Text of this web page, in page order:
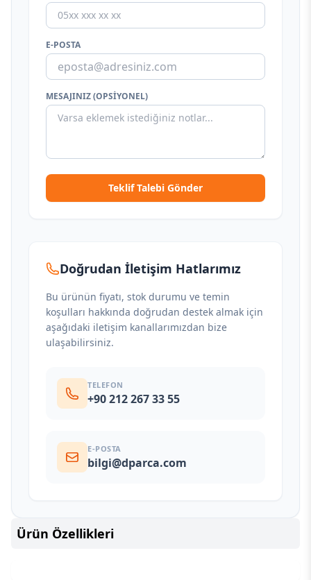
E-POSTA
MESAJINIZ (OPSIYONEL)
Teklif Talebi Gönder
Doğrudan İletişim Hatlarımız
Bu ürünün fiyatı, stok durumu ve temin
koşulları hakkında doğrudan destek almak için
aşağıdaki iletişim kanallarımızdan bize
ulaşabilirsiniz.
TELEFON
+90 212 267 33 55
E-POSTA
bilgi@dparca.com
Ürün Özellikleri